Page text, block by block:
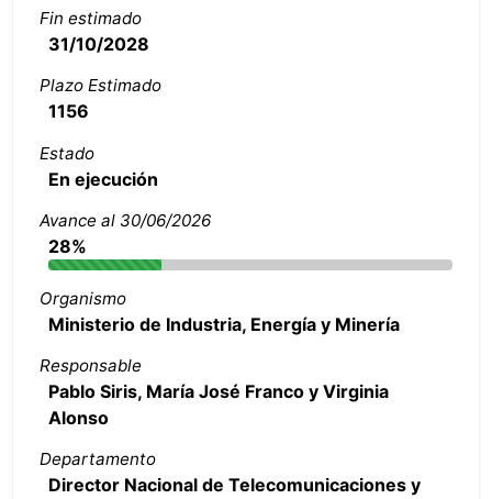
Fin estimado
31/10/2028
Plazo Estimado
1156
Estado
En ejecución
Avance al 30/06/2026
28%
Organismo
Ministerio de Industria, Energía y Minería
Responsable
Pablo Siris, María José Franco y Virginia
Alonso
Departamento
Director Nacional de Telecomunicaciones y